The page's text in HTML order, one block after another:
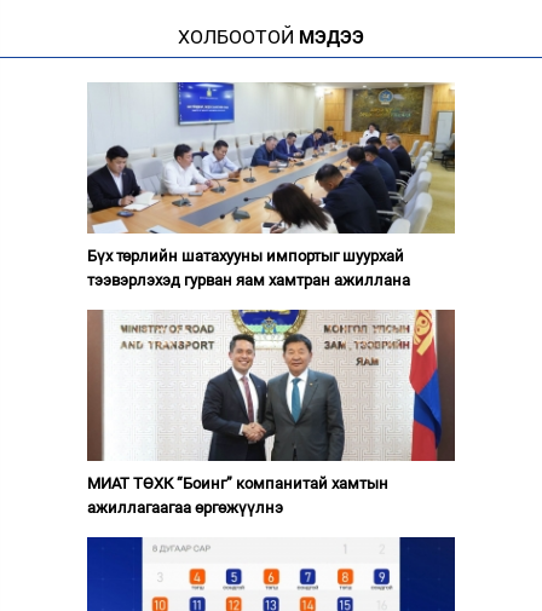
ХОЛБООТОЙ МЭДЭЭ
Бүх төрлийн шатахууны импортыг шуурхай
тээвэрлэхэд гурван яам хамтран ажиллана
МИАТ ТӨХК “Боинг” компанитай хамтын
ажиллагаагаа өргөжүүлнэ